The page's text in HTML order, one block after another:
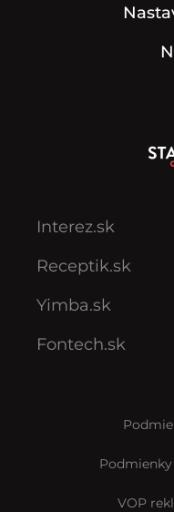
Interez.sk
Receptik.sk
Yimba.sk
Fontech.sk
VOP